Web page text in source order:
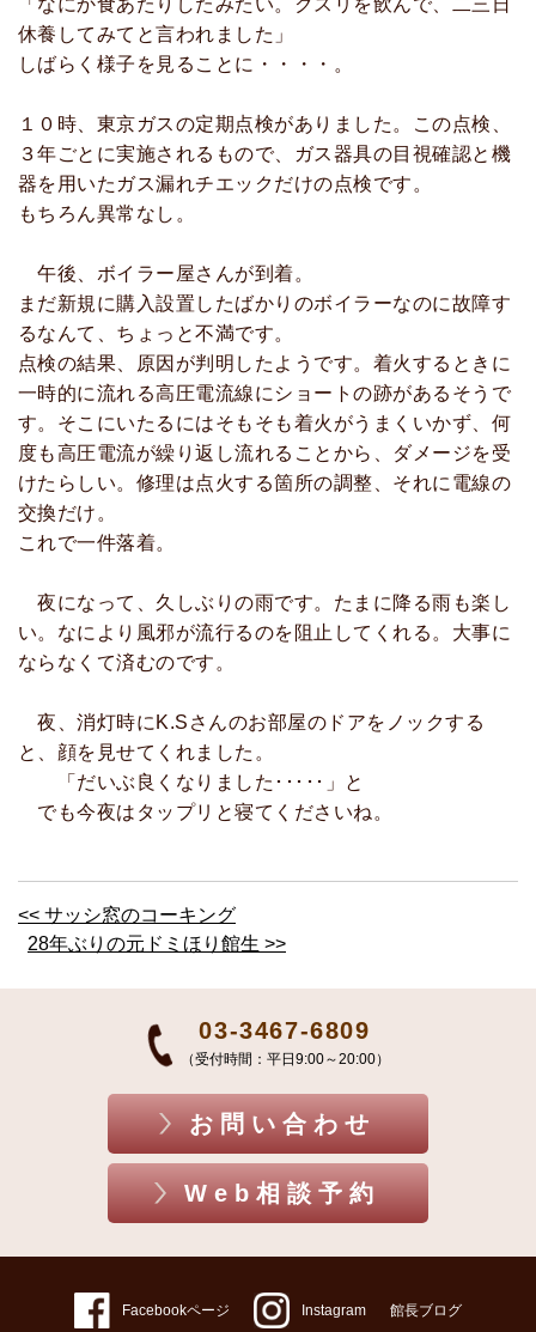
「なにか食あたりしたみたい。クスリを飲んで、二三日
休養してみてと言われました」
しばらく様子を見ることに・・・・。
１０時、東京ガスの定期点検がありました。この点検、
３年ごとに実施されるもので、ガス器具の目視確認と機
器を用いたガス漏れチエックだけの点検です。
もちろん異常なし。
午後、ボイラー屋さんが到着。
まだ新規に購入設置したばかりのボイラーなのに故障す
るなんて、ちょっと不満です。
点検の結果、原因が判明したようです。着火するときに
一時的に流れる高圧電流線にショートの跡があるそうで
す。そこにいたるにはそもそも着火がうまくいかず、何
度も高圧電流が繰り返し流れることから、ダメージを受
けたらしい。修理は点火する箇所の調整、それに電線の
交換だけ。
これで一件落着。
夜になって、久しぶりの雨です。たまに降る雨も楽し
い。なにより風邪が流行るのを阻止してくれる。大事に
ならなくて済むのです。
夜、消灯時にK.Sさんのお部屋のドアをノックする
と、顔を見せてくれました。
「だいぶ良くなりました･････」と
でも今夜はタップリと寝てくださいね。
<< サッシ窓のコーキング
28年ぶりの元ドミほり館生 >>
03-3467-6809
（受付時間：平日9:00～20:00）
お問い合わせ
Web相談予約
Facebookページ Instagram 館長ブログ